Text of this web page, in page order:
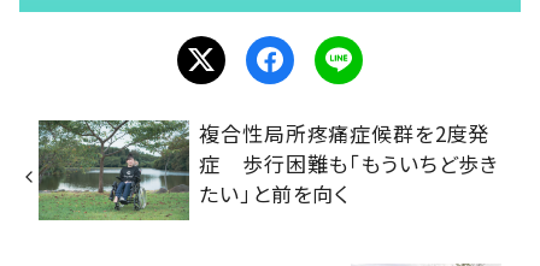
複合性局所疼痛症候群を2度発
症 歩行困難も「もういちど歩き
たい」と前を向く